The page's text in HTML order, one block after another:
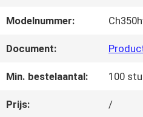
NEEM
CONTACT
Modelnummer:
Document:
Min. bestelaantal: 100
Prijs: /